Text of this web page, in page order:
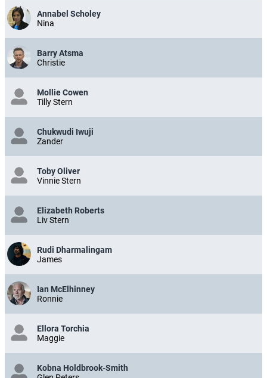
Annabel Scholey
Nina
Barry Atsma
Christie
Mollie Cowen
Tilly Stern
Chukwudi Iwuji
Zander
Toby Oliver
Vinnie Stern
Elizabeth Roberts
Liv Stern
Rudi Dharmalingam
James
Ian McElhinney
Ronnie
Ellora Torchia
Maggie
Kobna Holdbrook-Smith